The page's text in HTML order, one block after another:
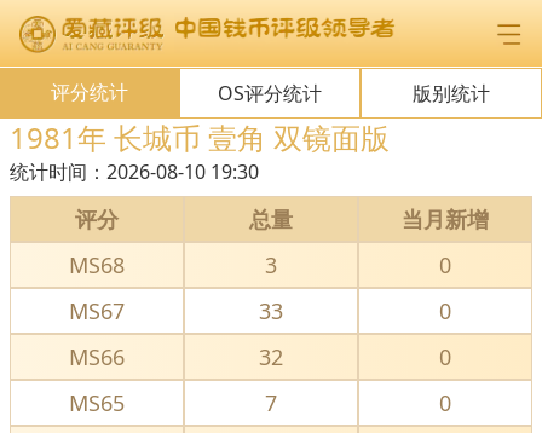
评分统计 OS评分统计 版别统计
1981年 长城币 壹角 双镜面版
统计时间： 2026-08-10 19:30
评分 总量
当月新增
MS68
3
0
MS67
33
0
MS66
32
0
MS65
7
0